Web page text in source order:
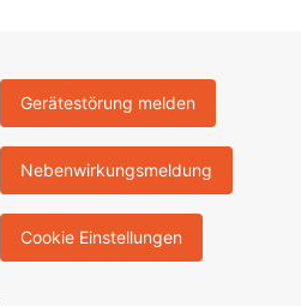
Gerätestörung melden
Nebenwirkungsmeldung
Cookie Einstellungen